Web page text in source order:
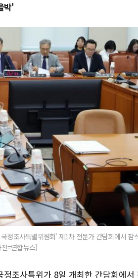
박'
정조사특별위원회' 제1차 전문가 간담회에서 참
=연합뉴스]
조사특위가 8일 개최한 간담회에